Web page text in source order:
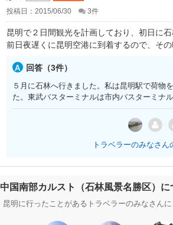
投稿日：2015/06/30 3件
昆明で２日間観光を計画しており、初日に
前日夜遅くに昆明空港に到着するので、そ
回答（3件）
５月に石林へ行きました。私は昆明駅で荷物
た。東武バスターミナルは市内バスターミナ
トラベラーのみなさん
中国南部カルスト（石林風景名勝区）に
昆明に行ったことがあるトラベラーのみなさんに